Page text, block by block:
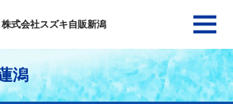
株式会社スズキ自販新潟
潟